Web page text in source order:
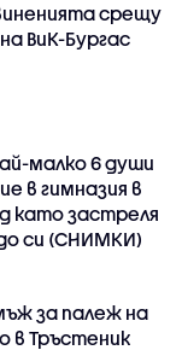
срещу
ВиК-Бургас
малко 6 души
в гимназия в
като застреля
си (СНИМКИ)
за палеж на
в Тръстеник